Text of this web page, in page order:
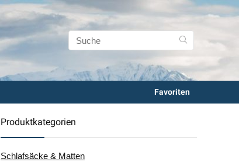
Favoriten
Produktkategorien
Schlafsäcke & Matten